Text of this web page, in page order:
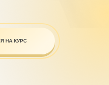
НА КУРС